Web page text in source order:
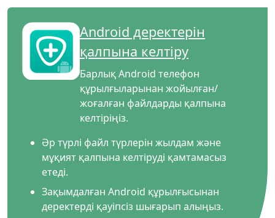
Android деректерін
қалпына келтіру
Барлық Android телефон
құрылғыларынан жойылған/
жоғалған файлдарды қалпына
келтіріңіз.
Әр түрлі файл түрлерін жылдам және
мұқият қалпына келтіруді қамтамасыз
етеді.
Зақымдалған Android құрылғысынан
деректерді қауіпсіз шығарып алыңыз.